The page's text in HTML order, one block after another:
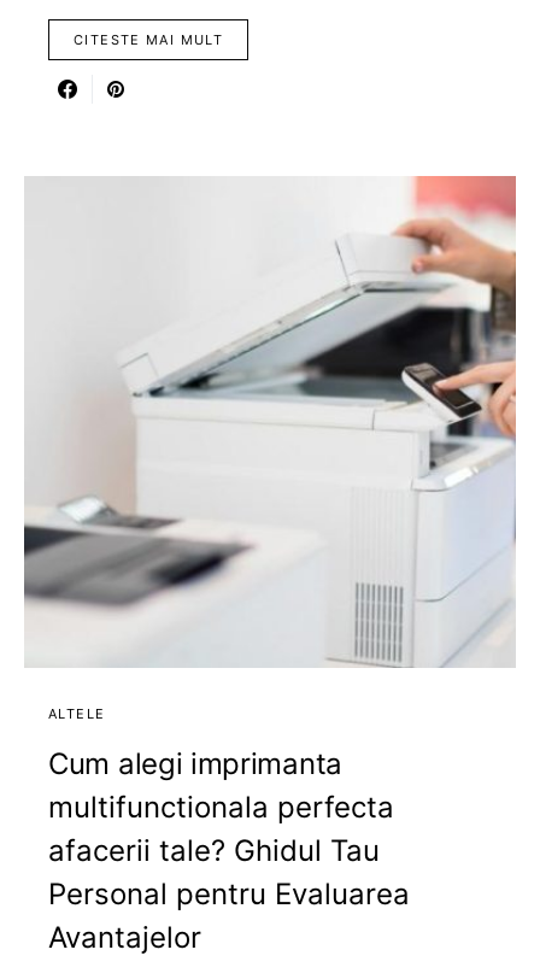
CITESTE MAI MULT
ALTELE
Cum alegi imprimanta
multifunctionala perfecta
afacerii tale? Ghidul Tau
Personal pentru Evaluarea
Avantajelor